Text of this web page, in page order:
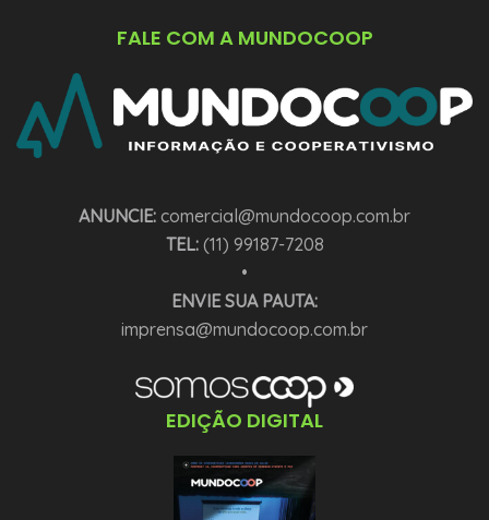
FALE COM A MUNDOCOOP
ANUNCIE: comercial@mundocoop.com.br
TEL:(11) 99187-7208
•
ENVIE SUA PAUTA:
imprensa@mundocoop.com.br
EDIÇÃO DIGITAL